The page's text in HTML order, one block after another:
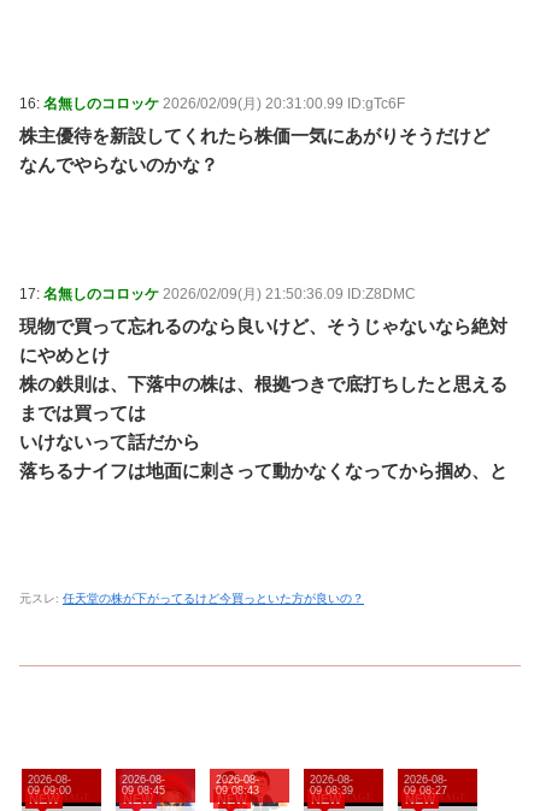
16: 名無しのコロッケ 2026/02/09(月) 20:31:00.99 ID:gTc6F
株主優待を新設してくれたら株価一気にあがりそうだけど
なんでやらないのかな？
17: 名無しのコロッケ 2026/02/09(月) 21:50:36.09 ID:Z8DMC
現物で買って忘れるのなら良いけど、そうじゃないなら絶対
にやめとけ
株の鉄則は、下落中の株は、根拠つきで底打ちしたと思える
までは買っては
いけないって話だから
落ちるナイフは地面に刺さって動かなくなってから掴め、と
元スレ: 任天堂の株が下がってるけど今買っといた方が良いの？
NEW
2026-08-
09 09:00
NEW
2026-08-
09 08:45
NEW
2026-08-
09 08:43
NEW
2026-08-
09 08:39
NEW
2026-08-
09 08:27